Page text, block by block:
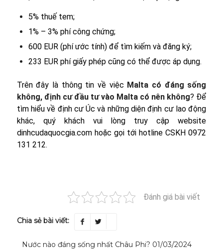
5% thuế tem;
1% – 3% phí công chứng;
600 EUR (phí ước tính) để tìm kiếm và đăng ký;
233 EUR phí giấy phép cũng có thể được áp dụng.
Trên đây là thông tin về việc Malta có đáng sống
không, định cư đầu tư vào Malta có nên không? Để
tìm hiểu về định cư Úc và những diện định cư lao động
khác, quý khách vui lòng truy cập website
dinhcudaquocgia.com hoặc gọi tới hotline CSKH 0972
131 212.
Đánh giá bài viết
Chia sẻ bài viết:
Nước nào đáng sống nhất Châu Phi? 01/03/2024